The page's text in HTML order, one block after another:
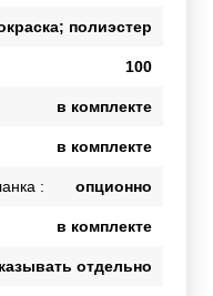
полиэстер
100
в комплекте
в комплекте
: опционно
в комплекте
отдельно